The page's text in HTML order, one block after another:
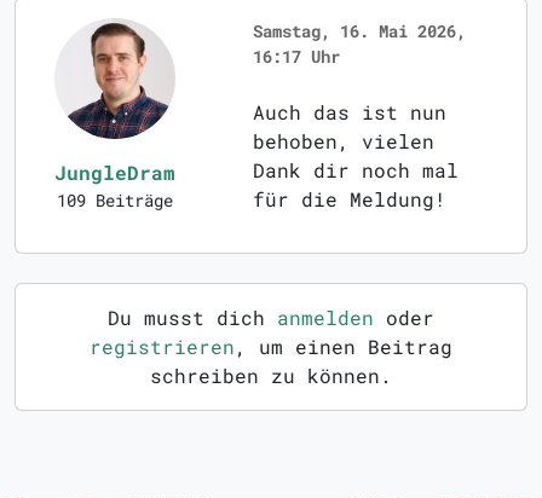
JungleDram
109 Beiträge
Samstag, 16. Mai 2026,
16:17 Uhr
Auch das ist nun
behoben, vielen
Dank dir noch mal
für die Meldung!
Du musst dich anmelden oder
registrieren, um einen Beitrag
schreiben zu können.